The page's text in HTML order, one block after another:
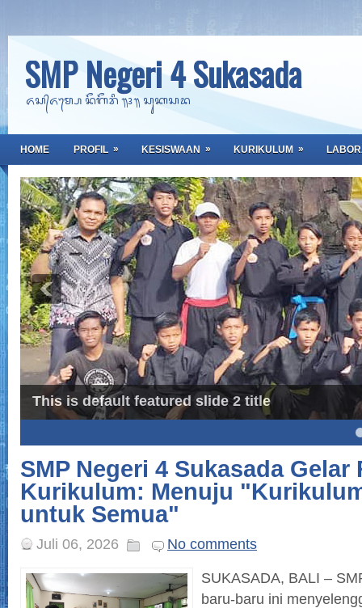
SMP Negeri 4 Sukasada
ᬏᬲ᭄ᬏᬫ᭄ᬧᬾ ᬦᭂᬕᭂᬭᬶ ᭟᭔᭟ ᬲᬸᬓᬲᬤ
HOME PROFIL » KESISWAAN » KURIKULUM »
This is default featured slide 2 title
4
SMP Negeri 4 Sukasada Gelar
Kurikulum: Menuju
untuk Semua"
Juli 06, 2026
No comments
SUKASADA, BALI –
baru-baru ini